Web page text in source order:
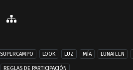
SUPERCAMPO LOOK LUZ MÍA LUNATEEN
REGLAS DE PARTICIPACIÓN